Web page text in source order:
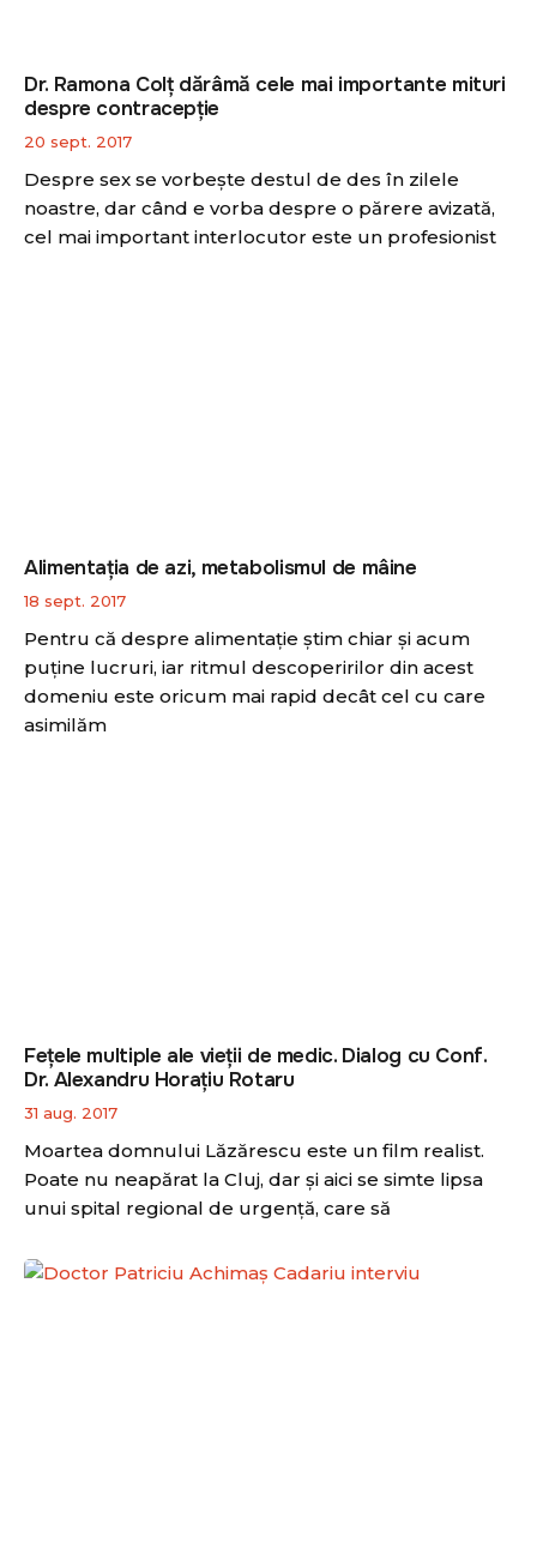
Dr. Ramona Colţ dărâmă cele mai importante mituri
despre contracepţie
20 sept. 2017
Despre sex se vorbeşte destul de des în zilele
noastre, dar când e vorba despre o părere avizată,
cel mai important interlocutor este un profesionist
Alimentaţia de azi, metabolismul de mâine
18 sept. 2017
Pentru că despre alimentaţie ştim chiar şi acum
puţine lucruri, iar ritmul descoperirilor din acest
domeniu este oricum mai rapid decât cel cu care
asimilăm
Feţele multiple ale vieţii de medic. Dialog cu Conf.
Dr. Alexandru Horaţiu Rotaru
31 aug. 2017
Moartea domnului Lăzărescu este un film realist.
Poate nu neapărat la Cluj, dar şi aici se simte lipsa
unui spital regional de urgenţă, care să